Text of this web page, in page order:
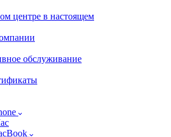
центре в настоящем
обслуживание